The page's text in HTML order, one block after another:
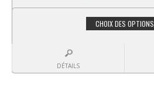
CHOIX DES OPTIONS
DÉTAILS